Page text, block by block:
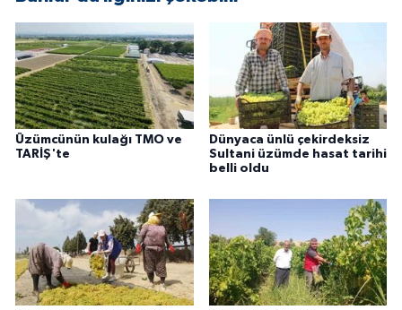
Üzümcünün kulağı TMO ve
TARİŞ'te
Dünyaca ünlü çekirdeksiz
Sultani üzümde hasat tarihi
belli oldu